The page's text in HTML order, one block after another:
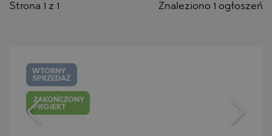
Znaleziono 1 ogłoszeń
Strona 1 z 1
WTÓRNY
SPRZEDAŻ
ZAKOŃCZONY
PROJEKT